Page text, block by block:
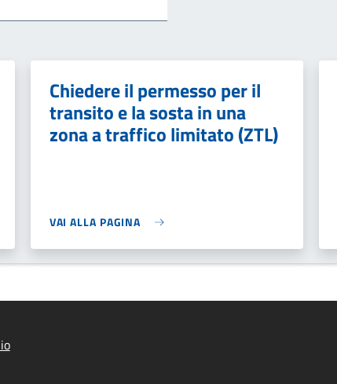
Chiedere il permesso per il
transito e la sosta in una
zona a traffico limitato (ZTL)
VAI ALLA PAGINA